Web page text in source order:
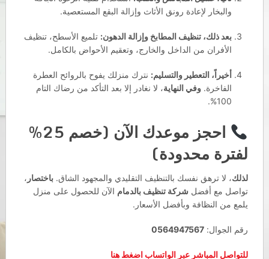
والبخار لإعادة رونق الأثاث وإزالة البقع المستعصية.
بعد ذلك، تنظيف المطابخ وإزالة الدهون: تلميع الأسطح، تنظيف
الأفران من الداخل والخارج، وتعقيم الأحواض بالكامل.
أخيراً، التعطير والتسليم: نترك منزلك يفوح بالروائح العطرة
الفاخرة. وفي النهاية، لا نغادر إلا بعد التأكد من رضاك التام
100%.
احجز موعدك الآن (خصم 25%
لفترة محدودة)
لذلك، لا ترهق نفسك بالتنظيف التقليدي والمجهود الشاق. باختصار ،
تواصل مع أفضل شركة تنظيف بالدمام الآن للحصول على منزل
يلمع من النظافة وبأفضل الأسعار.
رقم الجوال: 0564947567
للتواصل المباشر عبر الواتساب اضغط هنا